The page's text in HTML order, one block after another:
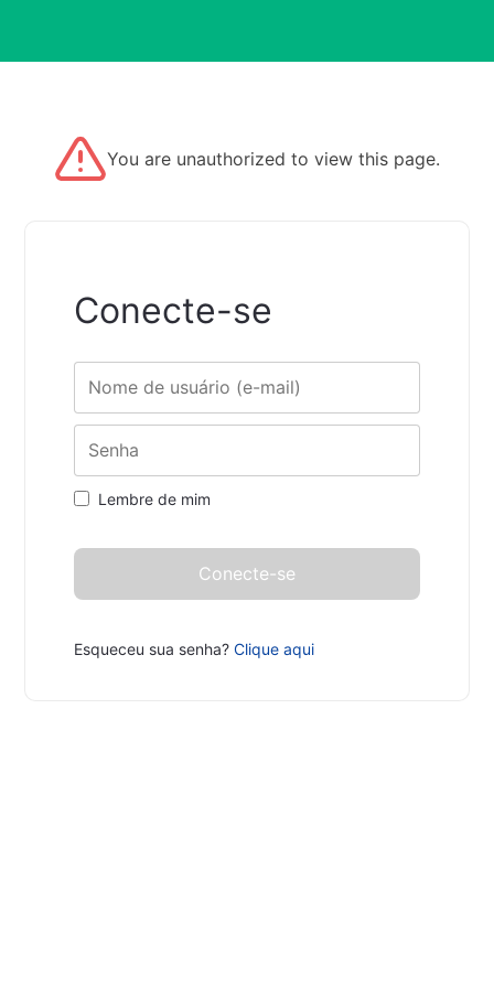
You are unauthorized to view this page.
Conecte-se
Lembre de mim
Esqueceu sua senha?Clique aqui